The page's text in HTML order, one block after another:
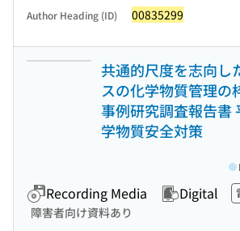
Author Heading (ID) 00835299
共通的尺度を志向し
スの化学物質管理の
事例研究調査報告書
学物質安全対策
Recording Media Digital
障害者向け資料あり